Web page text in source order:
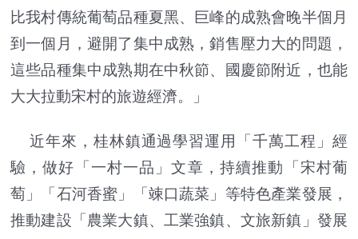
比我村傳統葡萄品種夏黑、巨峰的成熟會晚半個月
到一個月，避開了集中成熟，銷售壓力大的問題，
這些品種集中成熟期在中秋節、國慶節附近，也能
大大拉動宋村的旅遊經濟。」
近年來，桂林鎮通過學習運用「千萬工程」經
驗，做好「一村一品」文章，持續推動「宋村葡
萄」「石河香蜜」「竦口蔬菜」等特色產業發展，
推動建設「農業大鎮、工業強鎮、文旅新鎮」發展